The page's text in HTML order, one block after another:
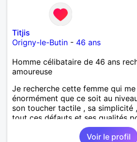
Titjis
Origny-le-Butin - 46 ans
Homme célibataire de 46 ans
amoureuse
Je recherche cette femme qui
énormément que ce soit au
son toucher tactile , sa simplicité
tout ces défauts et ses qualités
Voir le profil